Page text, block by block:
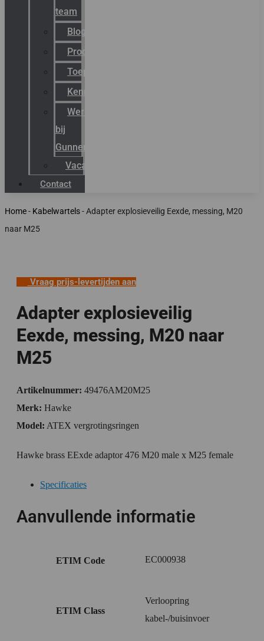
team
Blog
Productnieuws
Toepassingen
Kenniscentrum
Werken
bij
Gunneman
Vacatures
Contact
Home- Kabelwartels-Adapter explosieveilig Eexde, messing, M20
naar M25
Vraag prijs-levertijden aan
Adapter explosieveilig
Eexde, messing, M20 naar
M25
Artikelnummer: 49476AM20M25
Merk: Hawke
Model: ATEX vergrotingsringen
Hawke brass EExde adaptor 476 M20 male x M25 female
Specificaties
Aanvullende informatie
ETIM Code EC000938
ETIM Class
Verloopring
kabel-/buisinvoer